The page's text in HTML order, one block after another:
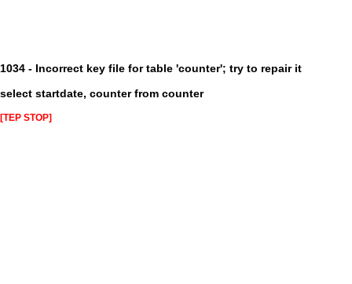
1034 - Incorrect key file for table 'counter'; try to repair it
select startdate, counter from counter
[TEP STOP]